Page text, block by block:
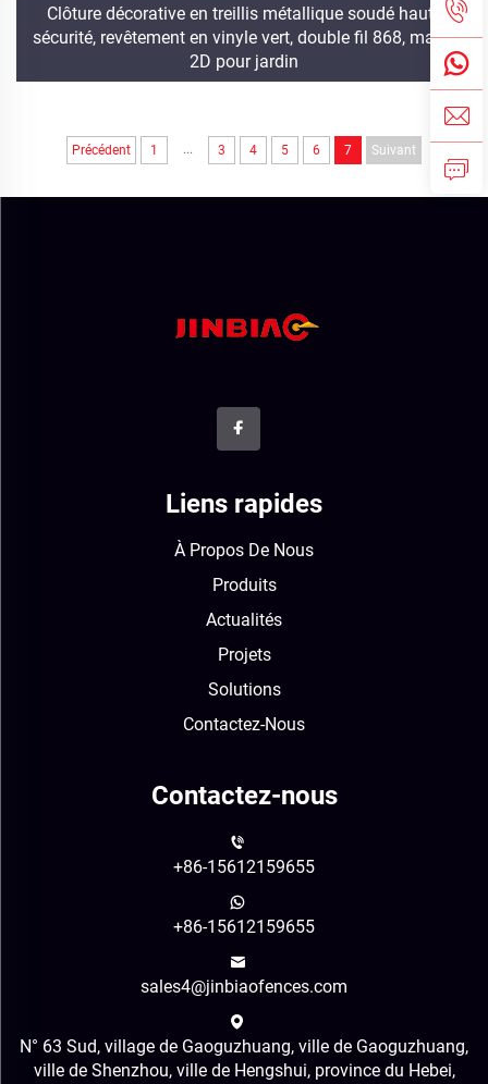
Clôture décorative en treillis métallique soudé haute
sécurité, revêtement en vinyle vert, double fil 868, maille
2D pour jardin
Précédent 1 ... 3 4 5 6 7 Suivant
Liens rapides
À Propos De Nous
Produits
Actualités
Projets
Solutions
Contactez-Nous
Contactez-nous
+86-15612159655
+86-15612159655
sales4@jinbiaofences.com
N° 63 Sud, village de Gaoguzhuang, ville de Gaoguzhuang,
ville de Shenzhou, ville de Hengshui, province du Hebei,